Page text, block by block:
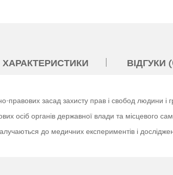
ХАРАКТЕРИСТИКИ ВІДГУКИ
правових засад захисту прав і свобод людини
осіб органів державної влади та місцевого
до медичних експериментів і